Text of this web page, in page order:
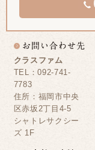
クラスファム
TEL：092-741-
7783
住所：福岡市中央
区赤坂2丁目4-5
シャトレサクシー
ズ 1F